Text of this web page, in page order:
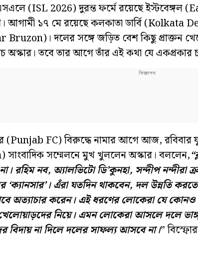
(ISL 2026) দুরন্ত ফর্মে রয়েছে ইস্টবেঙ্গল
আগামী ১৭ মে রয়েছে কলকাতা ডার্বি (Kolkata
দলের সঙ্গে জড়িত বেশ কিছু প্রাক্তন
অস্কার। তবে তার আগে তাঁর এই কথা যে একপ্রকার
(Punjab FC) বিরুদ্ধে নামার আগে আজ, রবিবার
সম্মেলনে মুখ খুললেন অস্কার। বললেন,
রহিম নব, অ্যালভিটো ডি’কুনহা, সন্দীপ
এঁরা যতদিন থাকবেন, দল উন্নতি
অত্যাচার করেন। এই ধরণের লোকেরা যে
খেলোয়াড়দের নিয়ে। এমন লোকেরা আসলে দলে
বিদায় না দিলে দলের সাফল্য আসবে না।”